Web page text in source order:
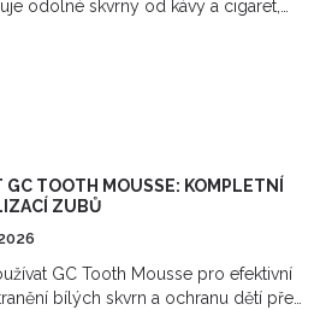
odolné skvrny od kávy a cigaret,
GC TOOTH MOUSSE: KOMPLETNÍ
ZUBŮ
GC Tooth Mousse pro efektivní
bílých skvrn a ochranu dětí před